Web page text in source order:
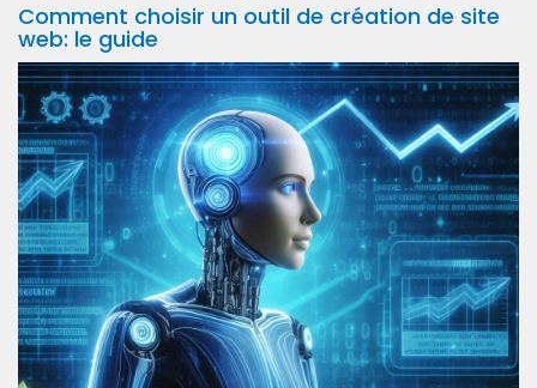
Comment choisir un outil de création de site
web: le guide